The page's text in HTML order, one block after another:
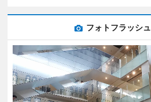
フォトフラッシュ